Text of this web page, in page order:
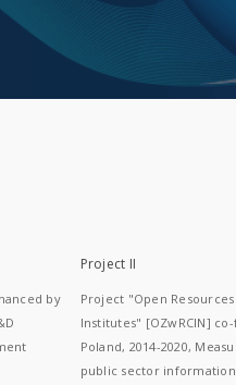
by
Project II
Project "Open
Institutes" [OZwRCIN]
Poland, 2014-2020,
public sector